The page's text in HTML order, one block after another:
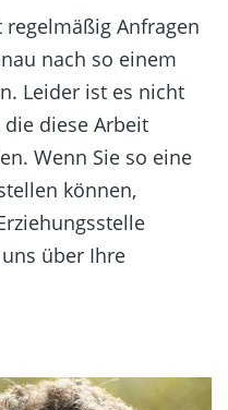
Anfragen
nach so einem
Leider ist es nicht
diese Arbeit
Wenn Sie so eine
können,
über Ihre